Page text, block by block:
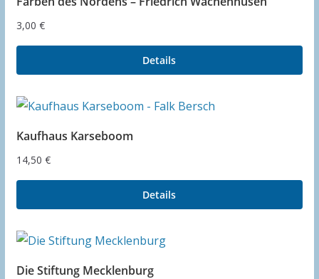
3,00 €
Details
Kaufhaus Karseboom
14,50 €
Details
Die Stiftung Mecklenburg